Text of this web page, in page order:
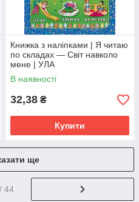
Книжка з наліпками | Я читаю
по складах — Світ навколо
мене | УЛА
В наявності
32,38 ₴
Купити
ще
/ 44